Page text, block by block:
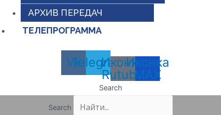
АРХИВ ПЕРЕДАЧ
ТЕЛЕПРОГРАММА
Vk
Telegram
Иконка
Rutube
Иконка
MAX
Search
Search